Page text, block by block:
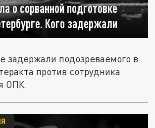
о сорванной подготовке
Кого задержали
задержали подозреваемого в
против сотрудника
ОПК.